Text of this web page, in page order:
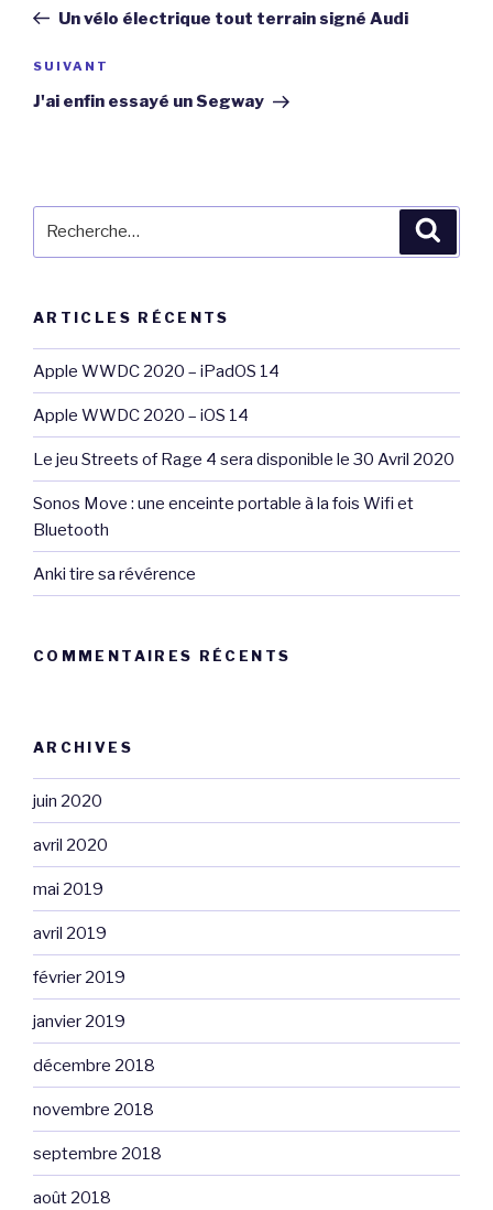
l’article
précédent
Un vélo électrique tout terrain signé Audi
Article
suivant
SUIVANT
J'ai enfin essayé un Segway
ARTICLES RÉCENTS
Apple WWDC 2020 – iPadOS 14
Apple WWDC 2020 – iOS 14
Le jeu Streets of Rage 4 sera disponible le 30 Avril 2020
Sonos Move : une enceinte portable à la fois Wifi et
Bluetooth
Anki tire sa révérence
COMMENTAIRES RÉCENTS
ARCHIVES
juin 2020
avril 2020
mai 2019
avril 2019
février 2019
janvier 2019
décembre 2018
novembre 2018
septembre 2018
août 2018